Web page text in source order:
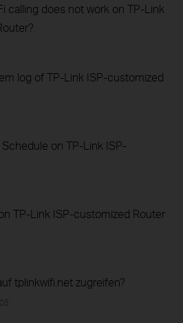
calling does not work on TP-Link
log of TP-Link ISP-customized
on TP-Link ISP-
TP-Link ISP-customized Router
tplinkwifi.net zugreifen?